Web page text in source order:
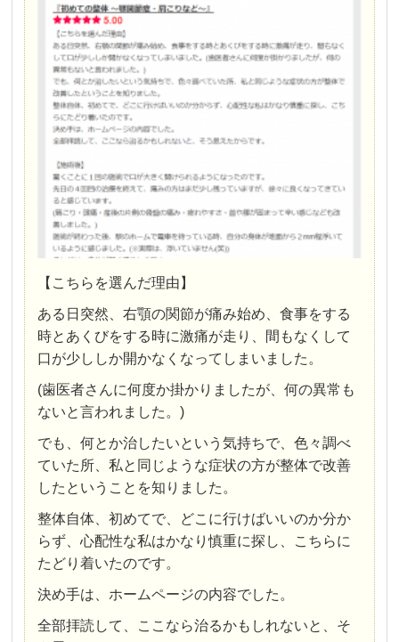
【こちらを選んだ理由】
ある日突然、右顎の関節が痛み始め、食事をする
時とあくびをする時に激痛が走り、間もなくして
口が少ししか開かなくなってしまいました。
(歯医者さんに何度か掛かりましたが、何の異常も
ないと言われました。)
でも、何とか治したいという気持ちで、色々調べ
ていた所、私と同じような症状の方が整体で改善
したということを知りました。
整体自体、初めてで、どこに行けばいいのか分か
らず、心配性な私はかなり慎重に探し、こちらに
たどり着いたのです。
決め手は、ホームページの内容でした。
全部拝読して、ここなら治るかもしれないと、そ